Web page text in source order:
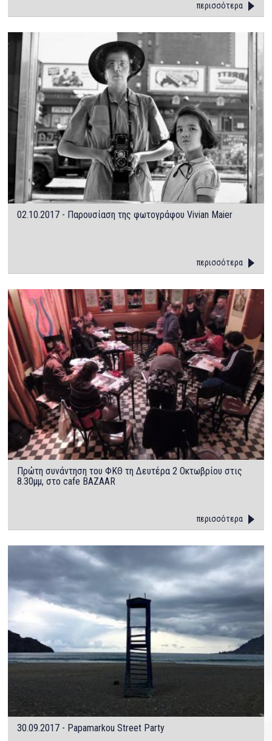
περισσότερα
02.10.2017 - Παρουσίαση της φωτογράφου Vivian Maier
περισσότερα
Πρώτη συνάντηση του ΦΚΘ τη Δευτέρα 2 Οκτωβρίου στις
8.30μμ, στο cafe BAZAAR
περισσότερα
30.09.2017 - Papamarkou Street Party